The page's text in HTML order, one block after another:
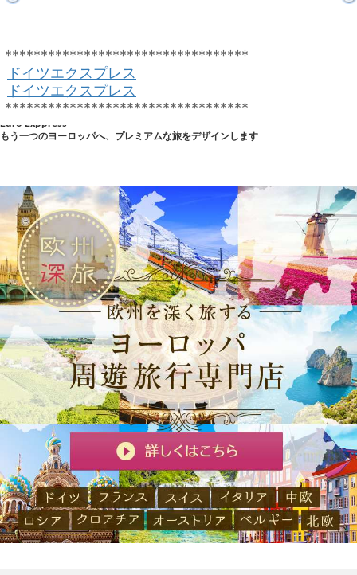
**********************************
ドイツエクスプレス
ドイツエクスプレス
**********************************
Euro Exppress
もう一つのヨーロッパへ、プレミアムな旅をデザインします